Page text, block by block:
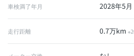
車検満了年月 2028年5月
走行距離 0.7万km